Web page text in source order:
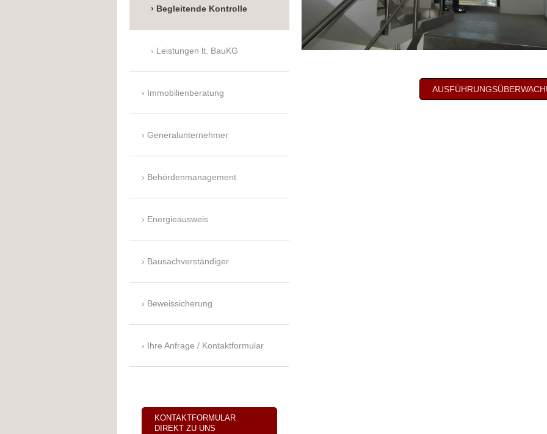
Begleitende Kontrolle
Leistungen lt. BauKG
Immobilienberatung
Generalunternehmer
Behördenmanagement
Energieausweis
Bausachverständiger
Beweissicherung
Ihre Anfrage / Kontaktformular
KONTAKTFORMULAR
DIREKT ZU UNS